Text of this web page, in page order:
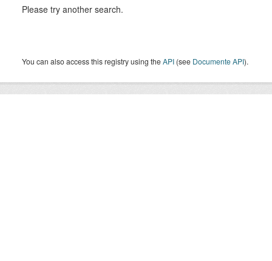
Please try another search.
You can also access this registry using theAPI (see Documente API).